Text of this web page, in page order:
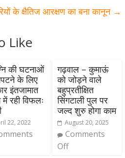
के क्षैतिज आरक्षण का बना कानून →
Like
की घटनाओं
के लिए
इंतजामात
रही विफलः
22, 2022
गढ़वाल – कुमाऊं
को जोड़ने वाले
बहुप्रतीक्षित
सिंगटाली पुल पर
जल्द शुरु होगा काम
August 20, 2025
Comments
Off